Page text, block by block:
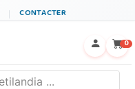
CONTACTER
0